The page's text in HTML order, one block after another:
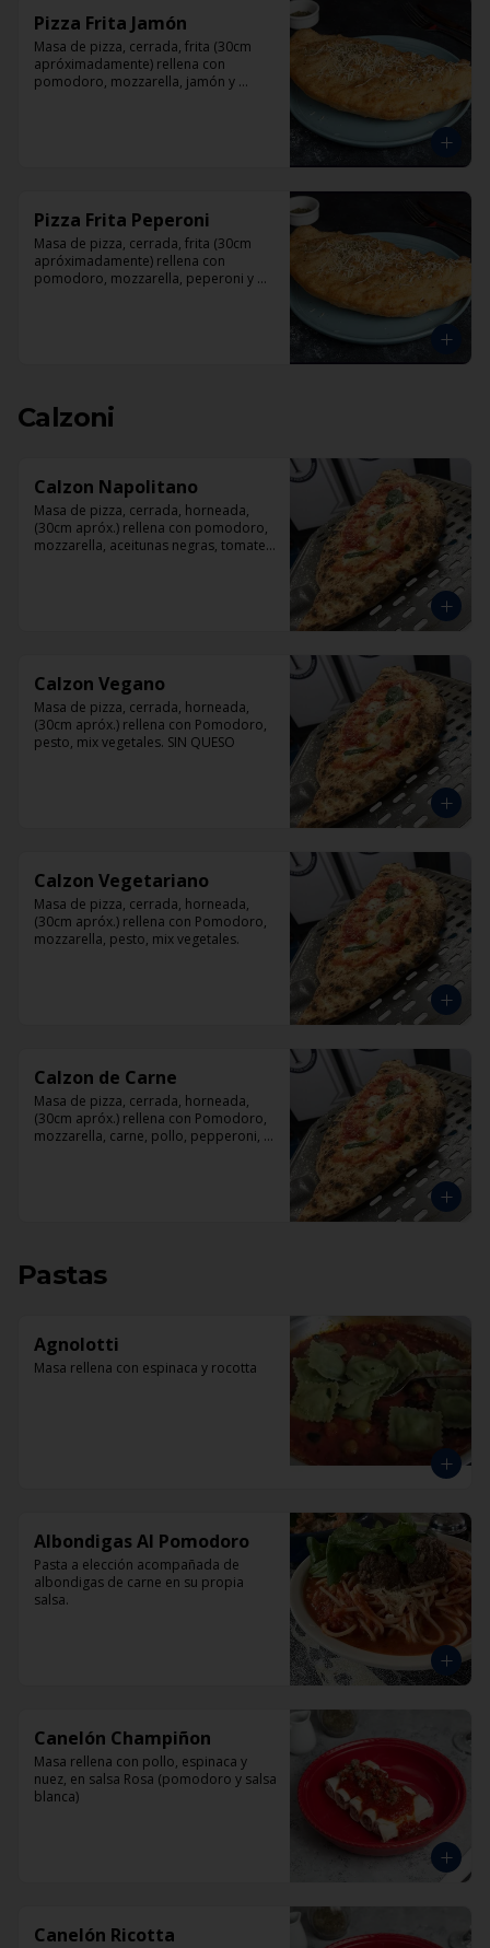
Pizza Frita Jamón
Masa de pizza, cerrada, frita (30cm
apróximadamente) rellena con
pomodoro, mozzarella, jamón y
Pizza Frita Peperoni
Masa de pizza, cerrada, frita (30cm
apróximadamente) rellena con
pomodoro, mozzarella, peperoni y
Calzoni
Calzon Napolitano
Masa de pizza, cerrada, horneada,
(30cm apróx.) rellena con pomodoro,
mozzarella, aceitunas negras, tomate,
Calzon Vegano
Masa de pizza, cerrada, horneada,
(30cm apróx.) rellena con Pomodoro,
pesto, mix vegetales. SIN QUESO
Calzon Vegetariano
Masa de pizza, cerrada, horneada,
(30cm apróx.) rellena con Pomodoro,
mozzarella, pesto, mix vegetales.
Calzon de Carne
Masa de pizza, cerrada, horneada,
(30cm apróx.) rellena con Pomodoro,
mozzarella, carne, pollo, pepperoni,
Pastas
Agnolotti
Masa rellena con espinaca y rocotta
Albondigas Al Pomodoro
Pasta a elección acompañada de
albondigas de carne en su propia
salsa.
Canelón Champiñon
Masa rellena con pollo, espinaca y
nuez, en salsa Rosa (pomodoro y salsa
blanca)
Canelón Ricotta